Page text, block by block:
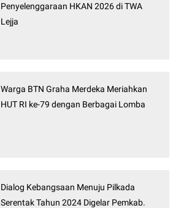
Penyelenggaraan HKAN 2026 di TWA
Lejja
Warga BTN Graha Merdeka Meriahkan
HUT RI ke-79 dengan Berbagai Lomba
Dialog Kebangsaan Menuju Pilkada
Serentak Tahun 2024 Digelar Pemkab.